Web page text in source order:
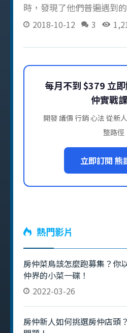
時，發現了他們普遍遇到
確目標」 再加上沒業績會
屋主罵、甚至下了班還要
整天昏天暗地的工作．．
式，幫各位算一下自己的業
一個剛出社會的女友要花
格的方式算給大家看！ 項
4,463 電話費 550 信用卡
房租 5,000 水電費 600 勞
2018-10-12 3
每月不到 $379 立
仲實戰
開發 議價 行銷 心法 從新
整路徑
立即訂閱 熊
熱門影片
房仲菜鳥該怎麼跑募集？你
仲界的小菜一碟！
2022-03-26
房仲新人如何挑選房仲店頭